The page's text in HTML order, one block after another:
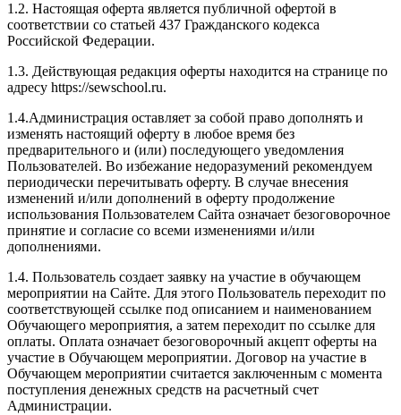
1.2. Настоящая оферта является публичной офертой в
соответствии со статьей 437 Гражданского кодекса
Российской Федерации.
1.3. Действующая редакция оферты находится на странице по
адресу https://sewschool.ru.
1.4.Администрация оставляет за собой право дополнять и
изменять настоящий оферту в любое время без
предварительного и (или) последующего уведомления
Пользователей. Во избежание недоразумений рекомендуем
периодически перечитывать оферту. В случае внесения
изменений и/или дополнений в оферту продолжение
использования Пользователем Сайта означает безоговорочное
принятие и согласие со всеми изменениями и/или
дополнениями.
1.4. Пользователь создает заявку на участие в обучающем
мероприятии на Сайте. Для этого Пользователь переходит по
соответствующей ссылке под описанием и наименованием
Обучающего мероприятия, а затем переходит по ссылке для
оплаты. Оплата означает безоговорочный акцепт оферты на
участие в Обучающем мероприятии. Договор на участие в
Обучающем мероприятии считается заключенным с момента
поступления денежных средств на расчетный счет
Администрации.